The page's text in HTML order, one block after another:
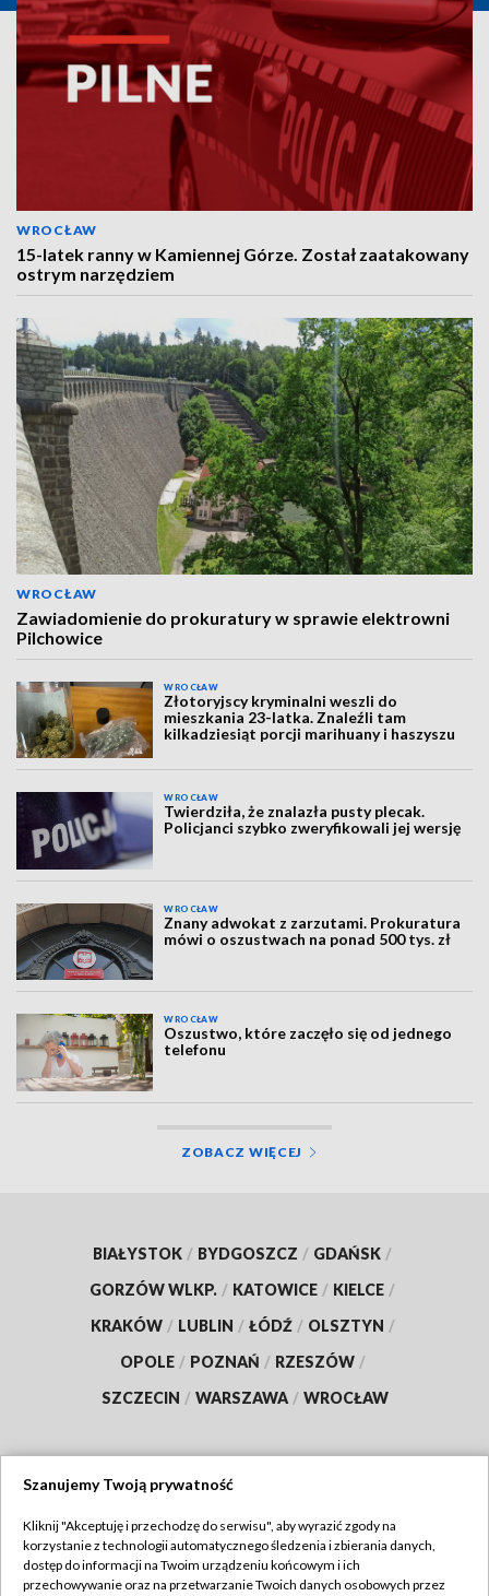
WROCŁAW
15-latek ranny w Kamiennej Górze. Został zaatakowany
ostrym narzędziem
WROCŁAW
Zawiadomienie do prokuratury w sprawie elektrowni
Pilchowice
WROCŁAW
Złotoryjscy kryminalni weszli do
mieszkania 23-latka. Znaleźli tam
kilkadziesiąt porcji marihuany i haszyszu
WROCŁAW
Twierdziła, że znalazła pusty plecak.
Policjanci szybko zweryfikowali jej wersję
WROCŁAW
Znany adwokat z zarzutami. Prokuratura
mówi o oszustwach na ponad 500 tys. zł
WROCŁAW
Oszustwo, które zaczęło się od jednego
telefonu
ZOBACZ WIĘCEJ
BIAŁYSTOK / BYDGOSZCZ / GDAŃSK /
GORZÓW WLKP. / KATOWICE / KIELCE /
KRAKÓW / LUBLIN / ŁÓDŹ / OLSZTYN /
OPOLE / POZNAŃ / RZESZÓW /
SZCZECIN / WARSZAWA / WROCŁAW
TVP
Abonament TVP
Regulamin TVP
Szanujemy Twoją prywatność
Kliknij "Akceptuję i przechodzę do serwisu", aby wyrazić zgody na
korzystanie z technologii automatycznego śledzenia i zbierania danych,
dostęp do informacji na Twoim urządzeniu końcowym i ich
przechowywanie oraz na przetwarzanie Twoich danych osobowych przez